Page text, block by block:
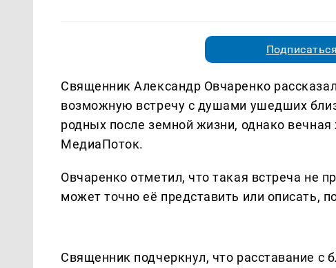
Священник Александр Овчаренко
возможную встречу с душами ушедших
родных после земной жизни, однако
МедиаПоток.
Овчаренко отметил, что такая встреча не
может точно её представить или описать,
Священник подчеркнул, что расставание с